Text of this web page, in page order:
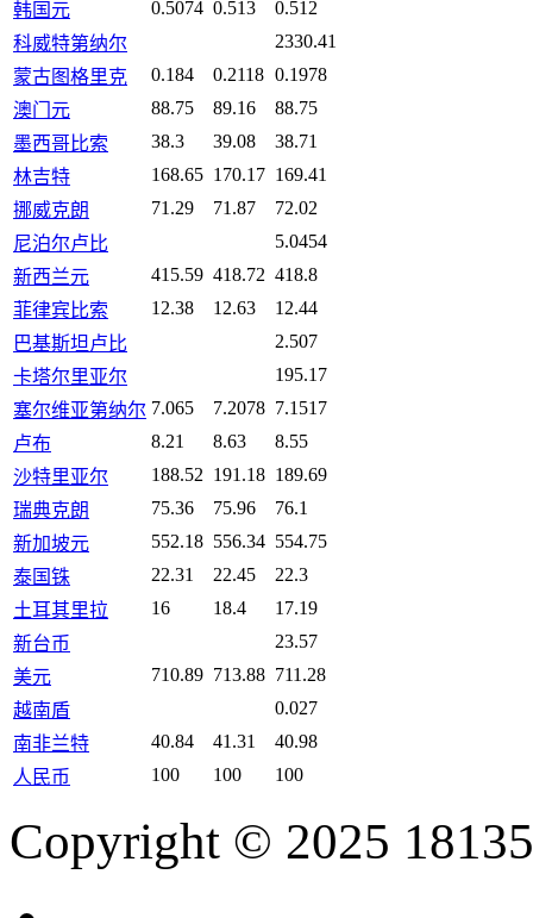
韩国元 0.5074 0.513
0.512
科威特第纳尔
2330.41
蒙古图格里克
0.184 0.2118 0.1978
澳门元
88.75 89.16
88.75
墨西哥比索
38.3 39.08
38.71
林吉特
168.65 170.17 169.41
挪威克朗
71.29 71.87
72.02
尼泊尔卢比
5.0454
新西兰元
415.59 418.72 418.8
菲律宾比索
12.38 12.63
12.44
巴基斯坦卢比
2.507
卡塔尔里亚尔
195.17
塞尔维亚第纳尔 7.065 7.2078 7.1517
卢布
8.21 8.63
8.55
沙特里亚尔
188.52 191.18 189.69
瑞典克朗
75.36 75.96
76.1
新加坡元
552.18 556.34 554.75
泰国铢
22.31 22.45
22.3
土耳其里拉
16 18.4
17.19
新台币
23.57
美元
710.89 713.88 711.28
越南盾
0.027
南非兰特
40.84 41.31
40.98
人民币
100 100 100
Copyright © 2025